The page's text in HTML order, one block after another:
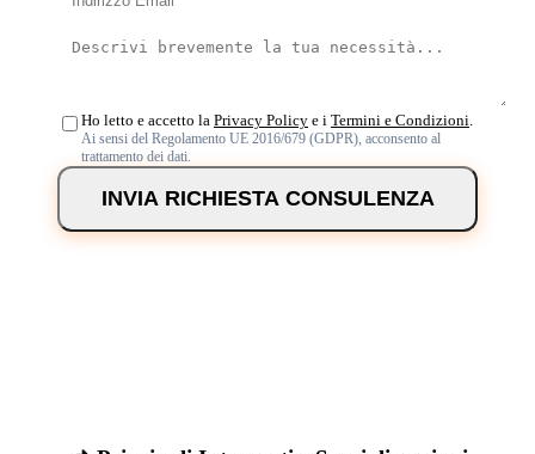
Ho letto e accetto la Privacy Policy e i Termini e Condizioni.
Ai sensi del Regolamento UE 2016/679 (GDPR), acconsento al
trattamento dei dati.
INVIA RICHIESTA CONSULENZA